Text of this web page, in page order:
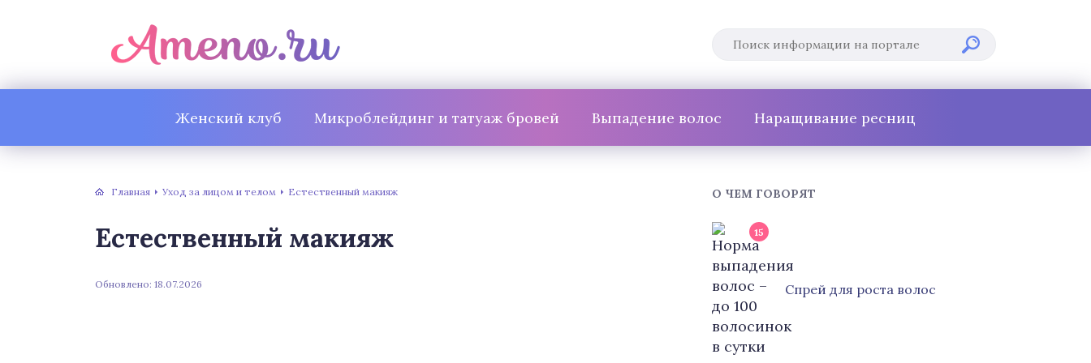
Женский клуб Микроблейдинг и татуаж бровей Выпадение волос Наращивание ресниц
Главная Уход за лицом и телом Естественный макияж
Естественный макияж
Обновлено: 18.07.2026
О ЧЕМ ГОВОРЯТ
15
Cпрей для роста волос